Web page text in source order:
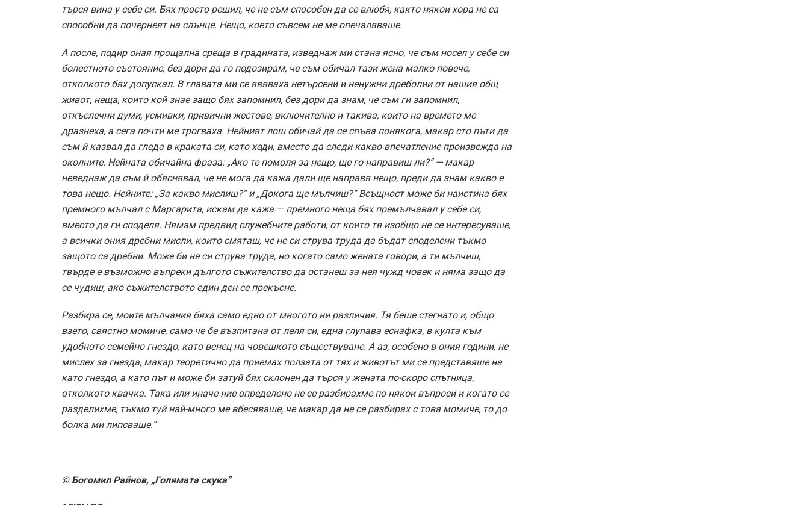
търся вина у себе си. Бях просто решил, че не съм способен да се влюбя, както някои хора не са
способни да почернеят на слънце. Нещо, което съвсем не ме опечаляваше.
А после, подир оная прощална среща в градината, изведнаж ми стана ясно, че съм носел у себе си
болестното състояние, без дори да го подозирам, че съм обичал тази жена малко повече,
отколкото бях допускал. В главата ми се явяваха нетърсени и ненужни дреболии от нашия общ
живот, неща, които кой знае защо бях запомнил, без дори да знам, че съм ги запомнил,
откъслечни думи, усмивки, привични жестове, включително и такива, които на времето ме
дразнеха, а сега почти ме трогваха. Нейният лош обичай да се спъва понякога, макар сто пъти да
съм й казвал да гледа в краката си, като ходи, вместо да следи какво впечатление произвежда на
околните. Нейната обичайна фраза: „Ако те помоля за нещо, ще го направиш ли?“ — макар
неведнаж да съм й обяснявал, че не мога да кажа дали ще направя нещо, преди да знам какво е
това нещо. Нейните: „За какво мислиш?“ и „Докога ще мълчиш?“ Всъщност може би наистина бях
премного мълчал с Маргарита, искам да кажа — премного неща бях премълчавал у себе си,
вместо да ги споделя. Нямам предвид служебните работи, от които тя изобщо не се интересуваше,
а всички ония дребни мисли, които смяташ, че не си струва труда да бъдат споделени тъкмо
защото са дребни. Може би не си струва труда, но когато само жената говори, а ти мълчиш,
твърде е възможно въпреки дългото съжителство да останеш за нея чужд човек и няма защо да
се чудиш, ако съжителството един ден се прекъсне.
Разбира се, моите мълчания бяха само едно от многото ни различия. Тя беше стегнато и, общо
взето, свястно момиче, само че бе възпитана от леля си, една глупава еснафка, в култа към
удобното семейно гнездо, като венец на човешкото съществуване. А аз, особено в ония години, не
мислех за гнезда, макар теоретично да приемах ползата от тях и животът ми се представяше не
като гнездо, а като път и може би затуй бях склонен да търся у жената по-скоро спътница,
отколкото квачка. Така или иначе ние определено не се разбирахме по някои въпроси и когато се
разделихме, тъкмо туй най-много ме вбесяваше, че макар да не се разбирах с това момиче, то до
болка ми липсваше.”
© Богомил Райнов, „Голямата скука”